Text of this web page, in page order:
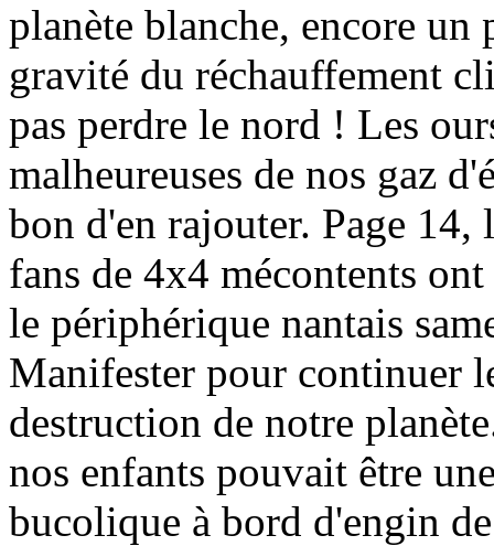
planète blanche, encore
gravité du réchauffement
pas perdre le nord ! Les
malheureuses de nos gaz
bon d'en rajouter. Page 14,
fans de 4x4 mécontents
le périphérique nantais
Manifester pour continuer
destruction de notre
nos enfants pouvait être
bucolique à bord d'engin